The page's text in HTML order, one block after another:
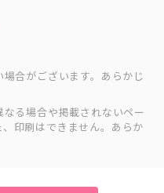
合がございます。あらかじ
る場合や掲載されないペー
印刷はできません。あらか